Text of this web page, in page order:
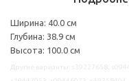
Ширина: 40.0 см
Глубина: 38.9 см
Высота: 100.0 см